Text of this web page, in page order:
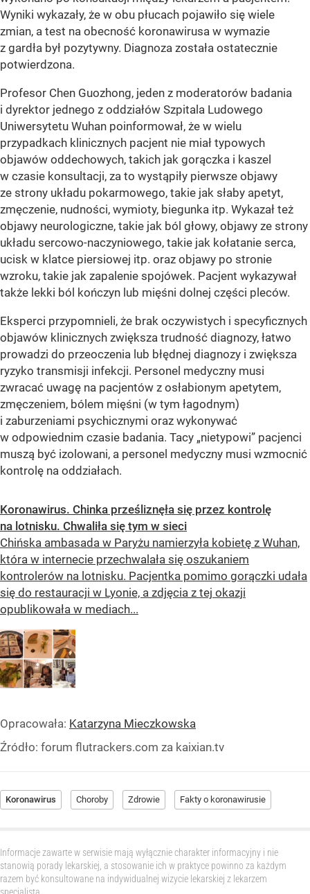
Wyniki wykazały, że w obu płucach pojawiło się wiele
zmian, a test na obecność koronawirusa w wymazie
z gardła był pozytywny. Diagnoza została ostatecznie
potwierdzona.
Profesor Chen Guozhong, jeden z moderatorów badania
i dyrektor jednego z oddziałów Szpitala Ludowego
Uniwersytetu Wuhan poinformował, że w wielu
przypadkach klinicznych pacjent nie miał typowych
objawów oddechowych, takich jak gorączka i kaszel
w czasie konsultacji, za to wystąpiły pierwsze objawy
ze strony układu pokarmowego, takie jak słaby apetyt,
zmęczenie, nudności, wymioty, biegunka itp. Wykazał też
objawy neurologiczne, takie jak ból głowy, objawy ze strony
układu sercowo-naczyniowego, takie jak kołatanie serca,
ucisk w klatce piersiowej itp. oraz objawy po stronie
wzroku, takie jak zapalenie spojówek. Pacjent wykazywał
także lekki ból kończyn lub mięśni dolnej części pleców.
Eksperci przypomnieli, że brak oczywistych i specyficznych
objawów klinicznych zwiększa trudność diagnozy, łatwo
prowadzi do przeoczenia lub błędnej diagnozy i zwiększa
ryzyko transmisji infekcji. Personel medyczny musi
zwracać uwagę na pacjentów z osłabionym apetytem, ​​
zmęczeniem, bólem mięśni (w tym łagodnym)
i zaburzeniami psychicznymi oraz wykonywać
w odpowiednim czasie badania. Tacy „nietypowi” pacjenci
muszą być izolowani, a personel medyczny musi wzmocnić
kontrolę na oddziałach.
Koronawirus. Chinka prześliznęła się przez kontrolę
na lotnisku. Chwaliła się tym w sieci
Chińska ambasada w Paryżu namierzyła kobietę z Wuhan,
która w internecie przechwalała się oszukaniem
kontrolerów na lotnisku. Pacjentka pomimo gorączki udała
się do restauracji w Lyonie, a zdjęcia z tej okazji
opublikowała w mediach...
Opracowała: Katarzyna Mieczkowska
Źródło: forum flutrackers.com za kaixian.tv
Koronawirus Choroby Zdrowie Fakty o koronawirusie
Informacje zawarte w serwisie mają wyłącznie charakter informacyjny i nie
stanowią porady lekarskiej, a stosowanie ich w praktyce powinno za każdym
razem być konsultowane na indywidualnej wizycie lekarskiej z lekarzem